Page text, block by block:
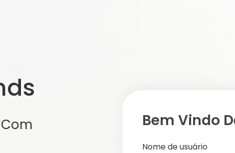
Com
Bem Vindo
Nome de usuário